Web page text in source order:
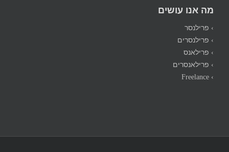
מה אנו עושים
› פרילנסר
› פרילנסרים
› פרילאנס
› פרילאנסרים
› Freelance